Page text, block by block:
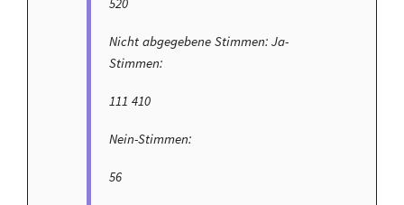
Nicht abgegebene Stimmen: Ja-
Stimmen:
111 410
Nein-Stimmen:
56